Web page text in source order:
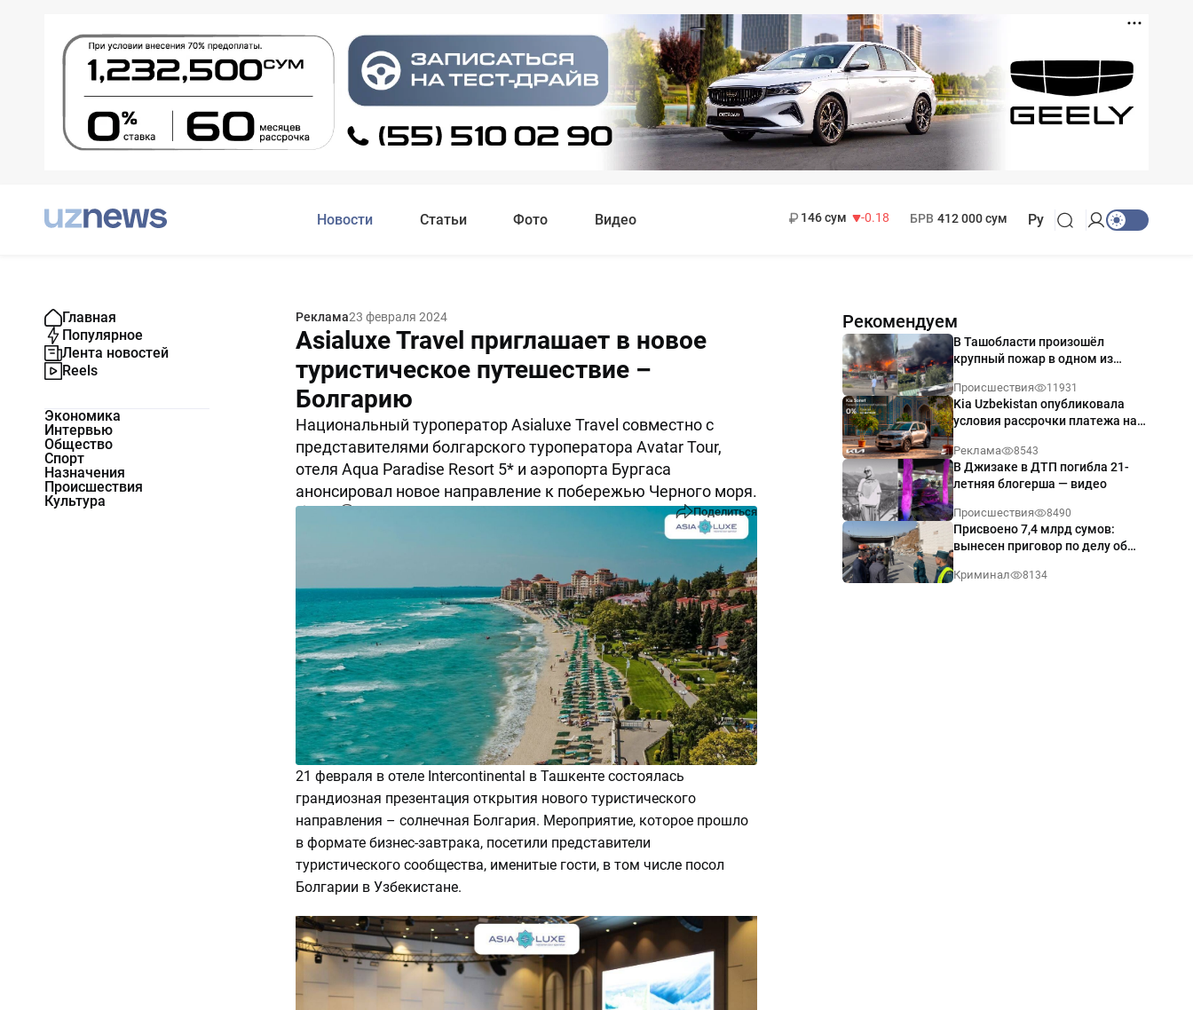
Новости Статьи Фото Видео
146 сум
-0.18
БРВ 412 000 сум Ру
Главная
Популярное
Лента новостей
Reels
Экономика
Интервью
Общество
Спорт
Назначения
Происшествия
Культура
Реклама23 февраля 2024
Asialuxe Travel приглашает в новое
туристическое путешествие –
Болгарию
Национальный туроператор Asialuxe Travel совместно с
представителями болгарского туроператора Avatar Tour,
отеля Aqua Paradise Resort 5* и аэропорта Бургаса
анонсировал новое направление к побережью Черного моря.
Поделиться
21 февраля в отеле Intercontinental в Ташкенте состоялась
грандиозная презентация открытия нового туристического
направления – солнечная Болгария. Мероприятие, которое прошло
в формате бизнес-завтрака, посетили представители
туристического сообщества, именитые гости, в том числе посол
Болгарии в Узбекистане.
Рекомендуем
В Ташобласти произошёл
крупный пожар в одном из
Происшествия 11931
Kia Uzbekistan опубликовала
условия рассрочки платежа на
годовых
Реклама 8543
В Джизаке в ДТП погибла 21-
летняя блогерша — видео
Происшествия 8490
Присвоено 7,4 млрд сумов:
вынесен приговор по делу об
Ташкенте
Криминал 8134